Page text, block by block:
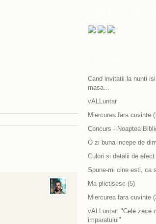
Cand invitatii la nunti
masa...
vALLuntar
Miercurea fara cuvinte
Concurs - Noaptea
O zi buna incepe de
Culori si detalii de efect
Spune-mi cine esti, ca
Ma plictisesc (5)
Miercurea fara cuvinte
vALLuntar: "Cele zece
imparatului"